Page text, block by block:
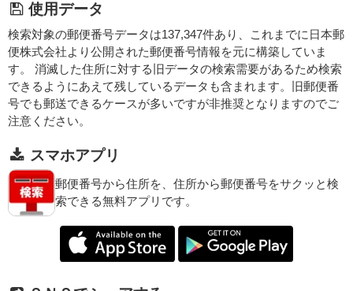
使用データ
検索対象の郵便番号データは137,347件あり、これまでに日本郵
便株式会社より公開された郵便番号情報を元に構築していま
す。 消滅した住所に対する旧データの検索需要があるため検索
できるようにあえて残しているデータも含まれます。旧郵便番
号でも郵送できるケースが多いですが非推奨となりますのでご
注意ください。
スマホアプリ
郵便番号から住所を、住所から郵便番号をサクッと検
索できる無料アプリです。